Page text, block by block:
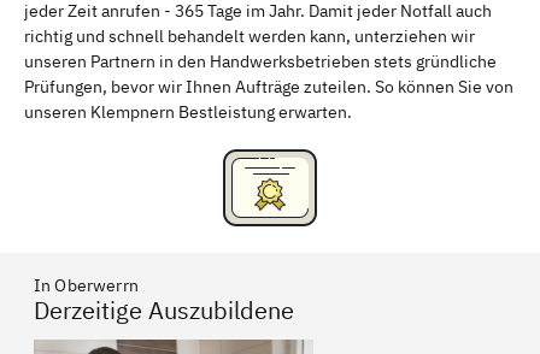
Freising Rudelsdorf, Mittelfranken
jeder Zeit anrufen - 365 Tage im Jahr. Damit jeder Notfall auch
richtig und schnell behandelt werden kann, unterziehen wir
unseren Partnern in den Handwerksbetrieben stets gründliche
Prüfungen, bevor wir Ihnen Aufträge zuteilen. So können Sie von
unseren Klempnern Bestleistung erwarten.
In Oberwerrn
Derzeitige Auszubildene